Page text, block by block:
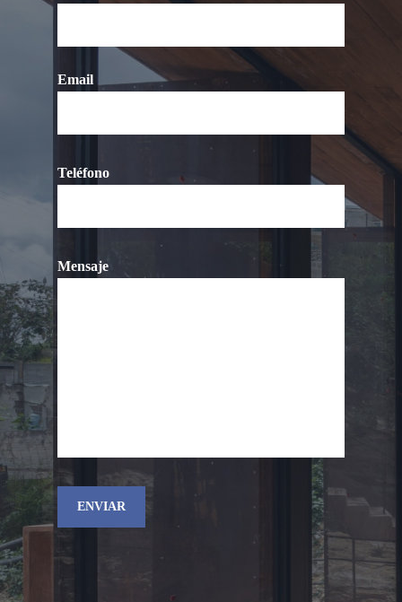
Email
Teléfono
Mensaje
Alternative: